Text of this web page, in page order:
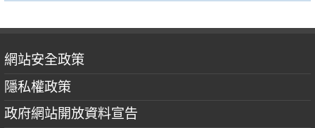
網站安全政策
隱私權政策
政府網站開放資料宣告